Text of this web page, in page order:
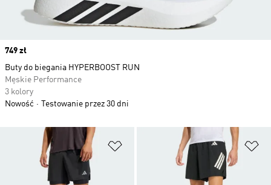
Dodaj do listy życzeń
Price
749 zł
Buty do biegania HYPERBOOST RUN
Męskie Performance
3 kolory
Nowość
Testowanie przez 30 dni